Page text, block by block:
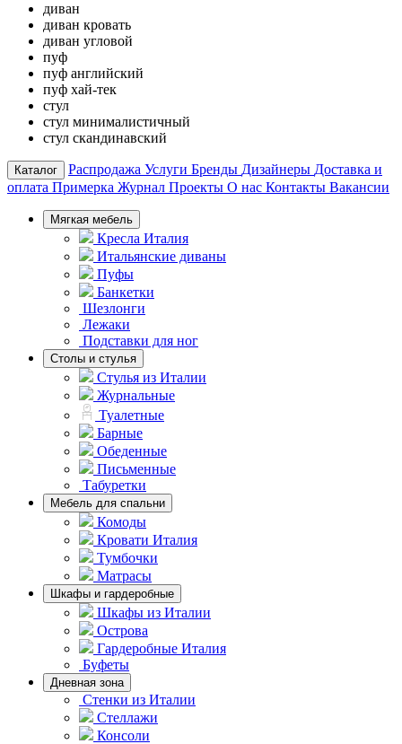
диван
диван кровать
диван угловой
пуф
пуф английский
пуф хай-тек
стул
стул минималистичный
стул скандинавский
Каталог Распродажа Услуги Бренды Дизайнеры Доставка и
оплата Примерка Журнал Проекты О нас Контакты Вакансии
Мягкая мебель
Кресла Италия
Итальянские диваны
Пуфы
Банкетки
Шезлонги
Лежаки
Подставки для ног
Столы и стулья
Стулья из Италии
Журнальные
Туалетные
Барные
Обеденные
Письменные
Табуретки
Мебель для спальни
Комоды
Кровати Италия
Тумбочки
Матрасы
Шкафы и гардеробные
Шкафы из Италии
Острова
Гардеробные Италия
Буфеты
Дневная зона
Стенки из Италии
Стеллажи
Консоли